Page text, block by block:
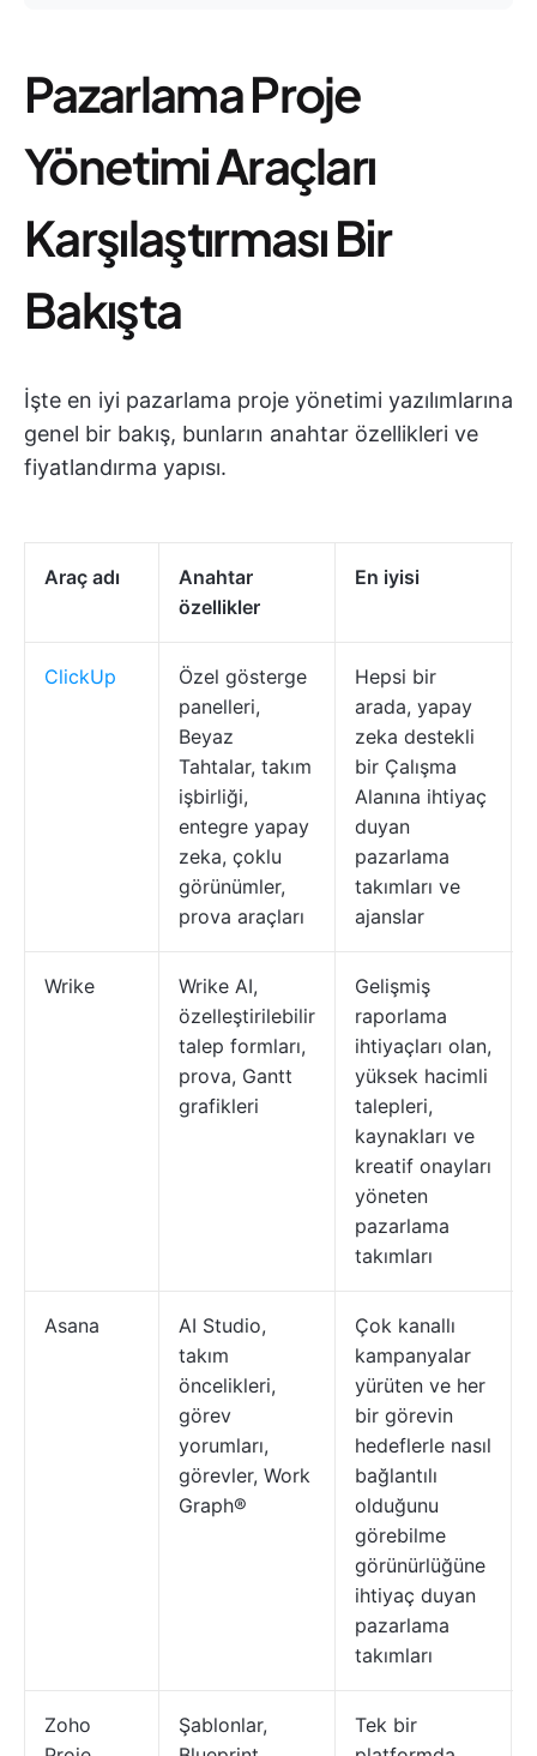
Pazarlama Proje
Yönetimi Araçları
Karşılaştırması Bir
Bakışta
İşte en iyi pazarlama proje yönetimi yazılımlarına
genel bir bakış, bunların anahtar özellikleri ve
fiyatlandırma yapısı.
Araç adı
Anahtar
özellikler
En iyisi
ClickUp
Özel gösterge
panelleri,
Beyaz
Tahtalar, takım
işbirliği,
entegre yapay
zeka, çoklu
görünümler,
prova araçları
Hepsi bir
arada, yapay
zeka destekli
bir Çalışma
Alanına ihtiyaç
duyan
pazarlama
takımları ve
ajanslar
Wrike
Wrike AI,
özelleştirilebilir
talep formları,
prova, Gantt
grafikleri
Gelişmiş
raporlama
ihtiyaçları olan,
yüksek hacimli
talepleri,
kaynakları ve
kreatif onayları
yöneten
pazarlama
takımları
Asana
AI Studio,
takım
öncelikleri,
görev
yorumları,
görevler, Work
Graph®
Çok kanallı
kampanyalar
yürüten ve her
bir görevin
hedeflerle nasıl
bağlantılı
olduğunu
görebilme
görünürlüğüne
ihtiyaç duyan
pazarlama
takımları
Zoho
Şablonlar,
Tek bir